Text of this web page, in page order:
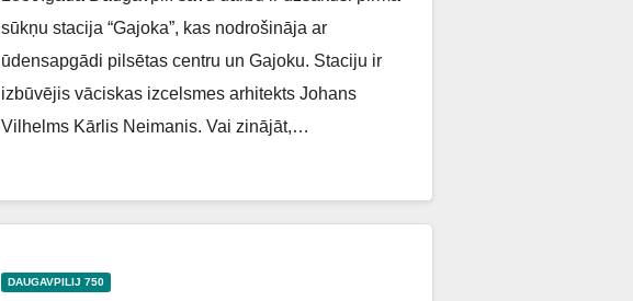
sūkņu stacija “Gajoka”, kas nodrošināja ar
ūdensapgādi pilsētas centru un Gajoku. Staciju ir
izbūvējis vāciskas izcelsmes arhitekts Johans
Vilhelms Kārlis Neimanis. Vai zinājāt,…
DAUGAVPILIJ 750